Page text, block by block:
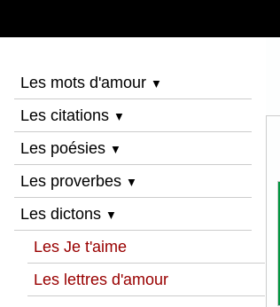
Les mots d'amour ▼
Les citations ▼
Les poésies ▼
Les proverbes ▼
Les dictons ▼
Les Je t'aime
Les lettres d'amour